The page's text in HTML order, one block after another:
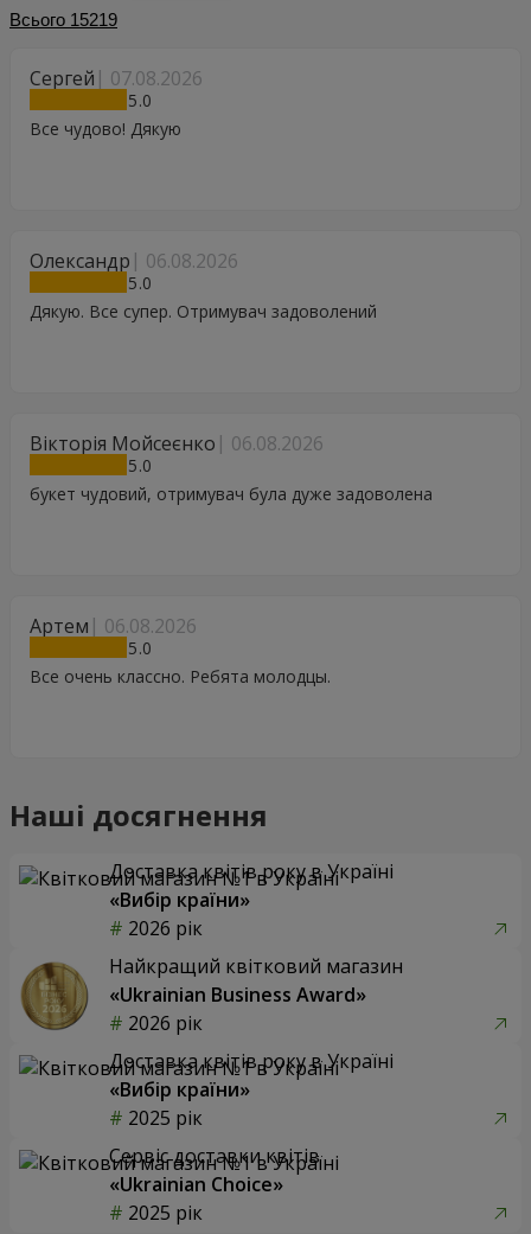
Всього 15219
Сергей 07.08.2026
5
Все чудово! Дякую
Олександр 06.08.2026
5
Дякую. Все супер. Отримувач задоволений
Вікторія Мойсеєнко 06.08.2026
5
букет чудовий, отримувач була дуже задоволена
Артем 06.08.2026
5
Все очень классно. Ребята молодцы.
Наші досягнення
Доставка квітів року в Україні
«Вибір країни»
2026 рік
Найкращий квітковий магазин
«Ukrainian Business Award»
2026 рік
Доставка квітів року в Україні
«Вибір країни»
2025 рік
Сервіс доставки квітів
«Ukrainian Choice»
2025 рік